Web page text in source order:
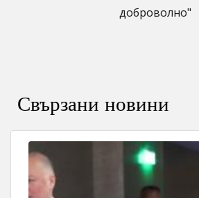
доброволно"
Свързани новини